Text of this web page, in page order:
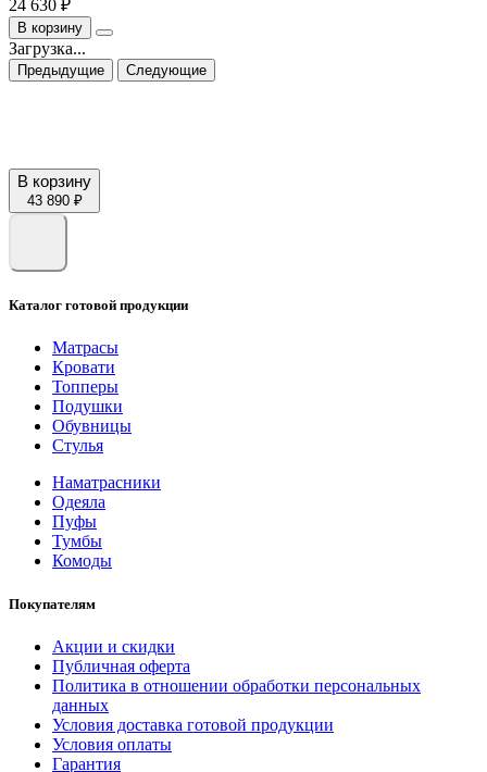
24 630 ₽
В корзину
Загрузка...
Предыдущие Следующие
В корзину
43 890 ₽
Каталог готовой продукции
Матрасы
Кровати
Топперы
Подушки
Обувницы
Стулья
Наматрасники
Одеяла
Пуфы
Тумбы
Комоды
Покупателям
Акции и скидки
Публичная оферта
Политика в отношении обработки персональных
данных
Условия доставка готовой продукции
Условия оплаты
Гарантия